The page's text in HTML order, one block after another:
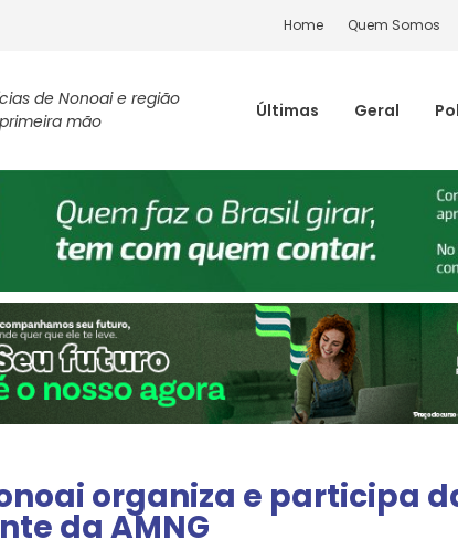
Home Quem Somos
de Nonoai e região
mão
Últimas Geral
organiza e participa
da AMNG